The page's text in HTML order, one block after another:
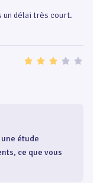
un délai très court.
étude
ce que vous